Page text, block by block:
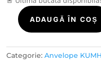
Cantitate
Kumho
WINTERCRAFT
WS71
ADAUGĂ ÎN COȘ
Categorie: Anvelope